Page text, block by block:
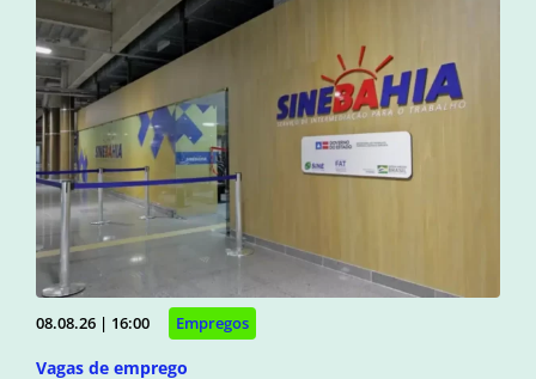
08.08.26 | 16:00 Empregos
Vagas de emprego